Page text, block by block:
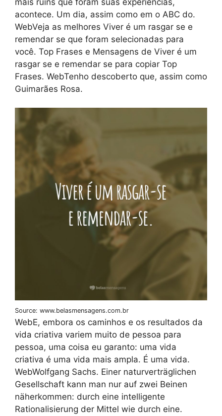
acontece. Um dia, assim como em o ABC do.
WebVeja as melhores Viver é um rasgar se e
remendar se que foram selecionadas para
você. Top Frases e Mensagens de Viver é um
rasgar se e remendar se para copiar Top
Frases. WebTenho descoberto que, assim como
Guimarães Rosa.
Source: www.belasmensagens.com.br
WebE, embora os caminhos e os resultados da
vida criativa variem muito de pessoa para
pessoa, uma coisa eu garanto: uma vida
criativa é uma vida mais ampla. É uma vida.
WebWolfgang Sachs. Einer naturverträglichen
Gesellschaft kann man nur auf zwei Beinen
näherkommen: durch eine intelligente
Rationalisierung der Mittel wie durch eine.